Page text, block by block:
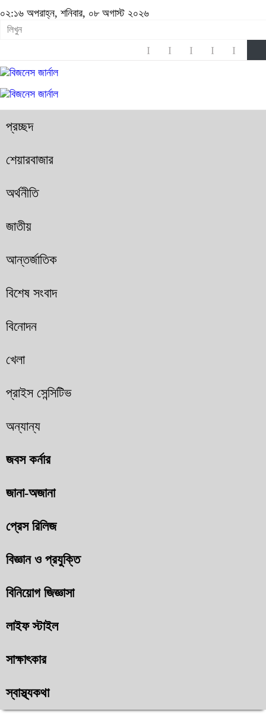
০২:১৬ অপরাহ্ন, শনিবার, ০৮ অগাস্ট ২০২৬
প্রচ্ছদ
শেয়ারবাজার
অর্থনীতি
জাতীয়
আন্তর্জাতিক
বিশেষ সংবাদ
বিনোদন
খেলা
প্রাইস সেন্সিটিভ
অন্যান্য
জবস কর্নার
জানা-অজানা
প্রেস রিলিজ
বিজ্ঞান ও প্রযুক্তি
বিনিয়োগ জিজ্ঞাসা
লাইফ স্টাইল
সাক্ষাৎকার
স্বাস্থ্যকথা